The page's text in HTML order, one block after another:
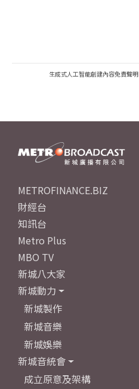
生成式人工智能創建內容免責聲明
METROFINANCE.BIZ
財經台
知訊台
Metro Plus
MBO TV
新城八大家
新城動力
新城製作
新城音樂
新城娛樂
新城音統會
成立原意及架構